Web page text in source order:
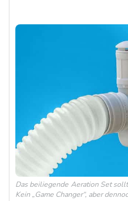
Das beiliegende Aeration Set
Kein „Game Changer“, aber